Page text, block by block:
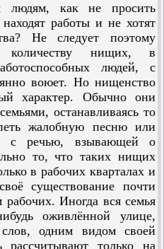
людям, как не просить
работы и не хотят
Не следует поэтому
количеству нищих, в
людей, с
воюет. Но нищенство
характер. Обычно они
останавливаясь то
жалобную песню или
с речью, взывающей о
то, что таких нищих
в рабочих кварталах и
существование почти
Иногда вся семья
оживлённой улице,
одним видом своей
только на